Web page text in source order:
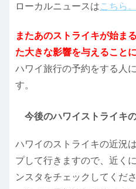
ローカルニュースはこちら。
またあのストライキが始ま
た大きな影響を与えること
ハワイ旅行の予約をする人
す。
今後のハワイストライキ
ハワイのストライキの近況
プして行きますので、近く
ンスタをチェックしてくださ